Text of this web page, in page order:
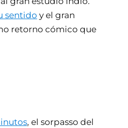
sentido y el gran
retorno cómico que
, el sorpasso del